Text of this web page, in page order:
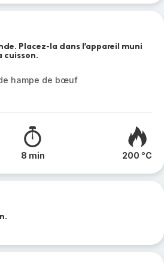
Placez-la dans l’appareil muni
cuisson.
hampe de bœuf
8 min 200 °C